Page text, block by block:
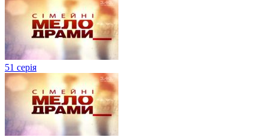
51 серія